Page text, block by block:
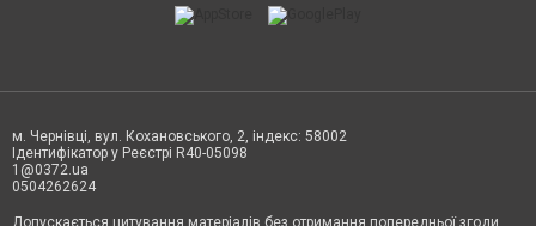
м. Чернівці, вул. Кохановського, 2, індекс: 58002
Ідентифікатор у Реєстрі R40-05098
1@0372.ua
0504262624
Допускається цитування матеріалів без отримання попередньої згоди